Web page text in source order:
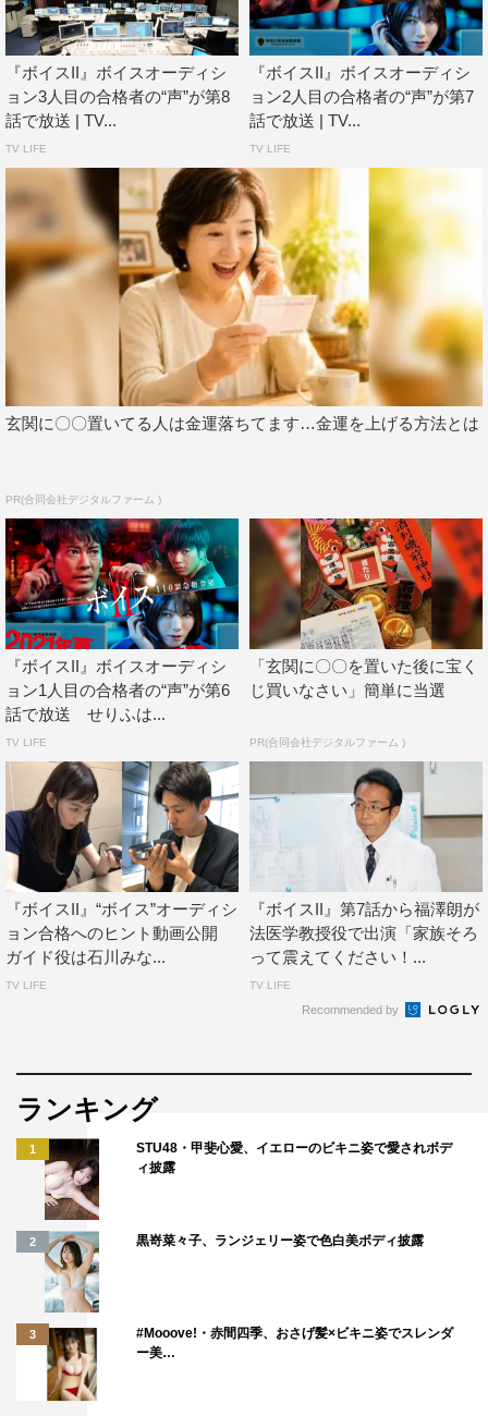
『ボイスII』ボイスオーディシ
ョン3人目の合格者の“声”が第8
話で放送 | TV...
TV LIFE
『ボイスII』ボイスオーディシ
ョン2人目の合格者の“声”が第7
話で放送 | TV...
TV LIFE
玄関に〇〇置いてる人は金運落ちてます…金運を上げる方法とは
PR(合同会社デジタルファーム )
『ボイスII』ボイスオーディシ
ョン1人目の合格者の“声”が第6
話で放送 せりふは...
TV LIFE
「玄関に〇〇を置いた後に宝く
じ買いなさい」簡単に当選
PR(合同会社デジタルファーム )
『ボイスII』“ボイス”オーディシ
ョン合格へのヒント動画公開
ガイド役は石川みな...
TV LIFE
『ボイスII』第7話から福澤朗が
法医学教授役で出演「家族そろ
って震えてください！...
TV LIFE
Recommended by
ランキング
1
STU48・甲斐心愛、イエローのビキニ姿で愛されボデ
ィ披露
2 黒嵜菜々子、ランジェリー姿で色白美ボディ披露
3
#Mooove!・赤間四季、おさげ髪×ビキニ姿でスレンダ
ー美…